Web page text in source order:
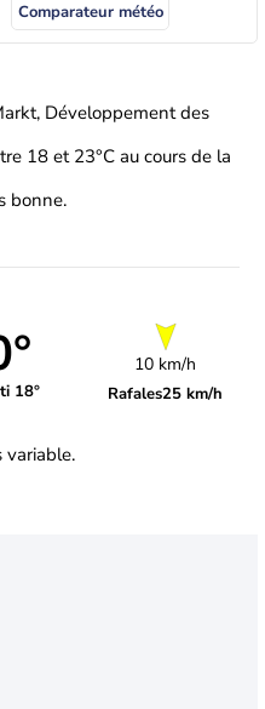
Comparateur météo
Développement des
18 et 23°C au cours de la
bonne.
18°
10 km/h
Rafales25 km/h
variable.